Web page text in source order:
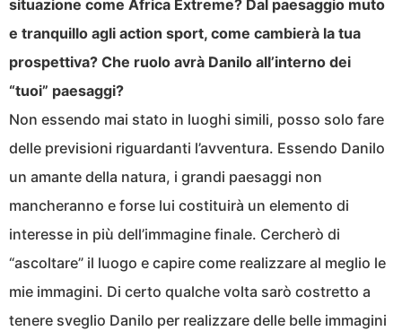
situazione come Africa Extreme? Dal paesaggio muto
e tranquillo agli action sport, come cambierà la tua
prospettiva? Che ruolo avrà Danilo all’interno dei
“tuoi” paesaggi?
Non essendo mai stato in luoghi simili, posso solo fare
delle previsioni riguardanti l’avventura. Essendo Danilo
un amante della natura, i grandi paesaggi non
mancheranno e forse lui costituirà un elemento di
interesse in più dell’immagine finale. Cercherò di
“ascoltare” il luogo e capire come realizzare al meglio le
mie immagini. Di certo qualche volta sarò costretto a
tenere sveglio Danilo per realizzare delle belle immagini